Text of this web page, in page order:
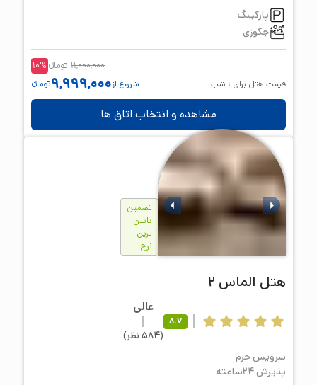
پارکینگ
جکوزی
11,000,000 تومانء 10%
قیمت هتل برای 1 شب شروع از9,999,000تومانء
مشاهده و انتخاب اتاق ها
تضمین
پایین
ترین
نرخ
هتل الماس 2
8.7
عالی
(
584 نظر)
سرویس حرم
پذیرش 24ساعته